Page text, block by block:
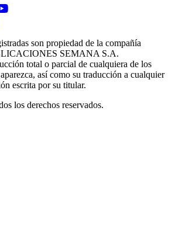
windowwindow
son propiedad de la compañía
SEMANA S.A.
total o parcial de cualquiera de los
así como su traducción a cualquier
escrita por su titular.
los derechos reservados.